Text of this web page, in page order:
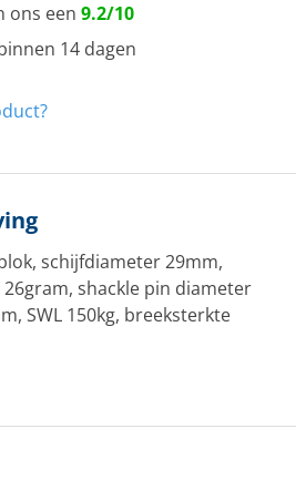
ons een 9.2/10
14 dagen
schijfdiameter 29mm,
shackle pin diameter
SWL 150kg, breeksterkte